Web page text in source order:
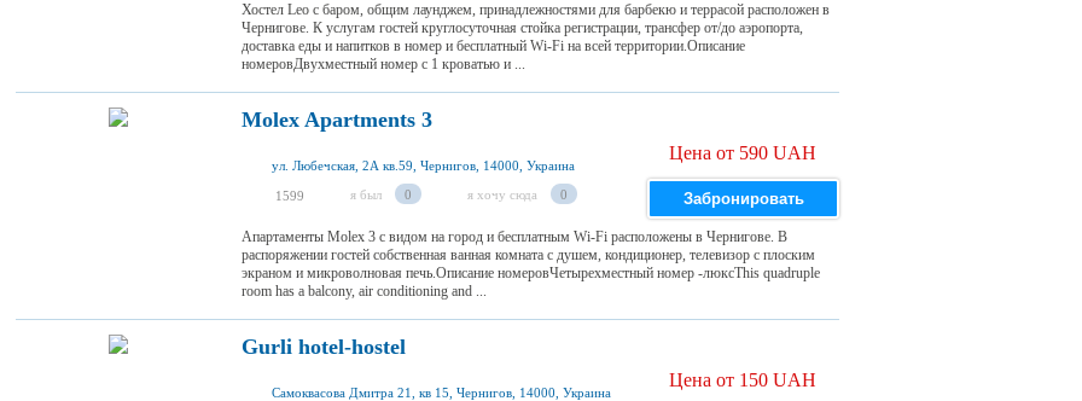
Хостел Leo с баром, общим лаунджем, принадлежностями для барбекю и террасой расположен в
Чернигове. К услугам гостей круглосуточная стойка регистрации, трансфер от/до аэропорта,
доставка еды и напитков в номер и бесплатный Wi-Fi на всей территории.Описание
номеровДвухместный номер с 1 кроватью и ...
Molex Apartments 3
ул. Любечская, 2А кв.59, Чернигов, 14000, Украина
1599 я был 0 я хочу сюда 0
Цена от 590 UAH
Забронировать
Апартаменты Molex 3 с видом на город и бесплатным Wi-Fi расположены в Чернигове. В
распоряжении гостей собственная ванная комната с душем, кондиционер, телевизор с плоским
экраном и микроволновая печь.Описание номеровЧетырехместный номер -люксThis quadruple
room has a balcony, air conditioning and ...
Gurli hotel-hostel
Самоквасова Дмитра 21, кв 15, Чернигов, 14000, Украина
Цена от 150 UAH